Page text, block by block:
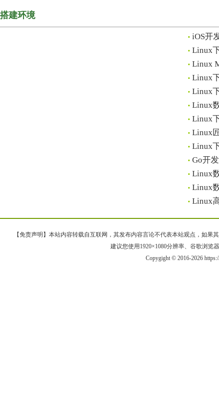
搭建环境
iOS开
Linux
Linux
Linux
Linux
Linux
Linux
Linux
Linux
Go开
Linux
Linux
Linux
【免责声明】本站内容转载自互联网，其发布内容言论不代表本站观点，如果
建议您使用1920×1080分辨率、谷歌浏览
Copygight © 2016-2026